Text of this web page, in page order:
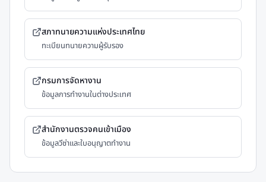
สภาทนายความแห่งประเทศไทย
ทะเบียนทนายความผู้รับรอง
กรมการจัดหางาน
ข้อมูลการทำงานในต่างประเทศ
สำนักงานตรวจคนเข้าเมือง
ข้อมูลวีซ่าและใบอนุญาตทำงาน